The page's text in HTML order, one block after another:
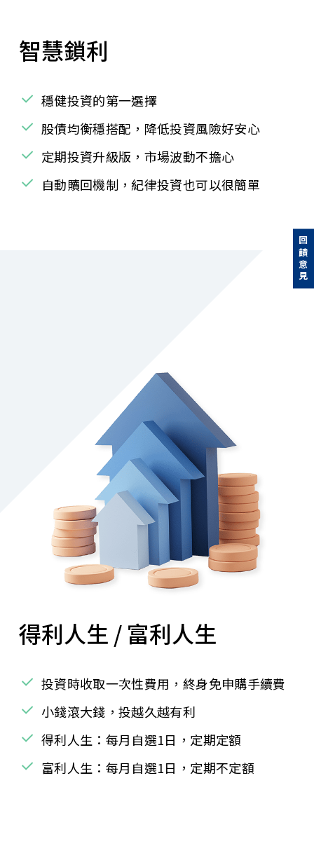
智慧鎖利
穩健投資的第一選擇
股債均衡穩搭配，降低投資風險好安心
定期投資升級版，市場波動不擔心
自動贖回機制，紀律投資也可以很簡單
得利人生 / 富利人生
投資時收取一次性費用，終身免申購手續費
小錢滾大錢，投越久越有利
得利人生：每月自選1日，定期定額
富利人生：每月自選1日，定期不定額
回饋意見